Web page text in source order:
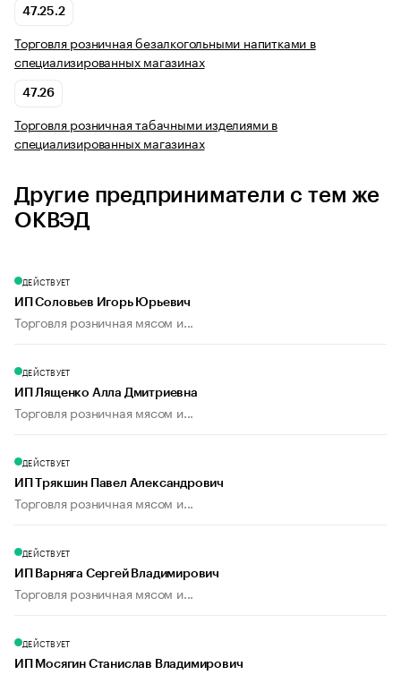
47.25.2
Торговля розничная безалкогольными напитками в
специализированных магазинах
47.26
Торговля розничная табачными изделиями в
специализированных магазинах
Другие предприниматели с тем же
ОКВЭД
ДЕЙСТВУЕТ
ИП Соловьев Игорь Юрьевич
Торговля розничная мясом и...
ДЕЙСТВУЕТ
ИП Лященко Алла Дмитриевна
Торговля розничная мясом и...
ДЕЙСТВУЕТ
ИП Трякшин Павел Александрович
Торговля розничная мясом и...
ДЕЙСТВУЕТ
ИП Варняга Сергей Владимирович
Торговля розничная мясом и...
ДЕЙСТВУЕТ
ИП Мосягин Станислав Владимирович